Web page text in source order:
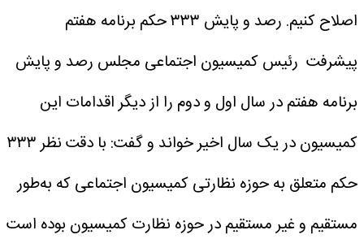
اصلاح کنیم.
رصد و پایش ۳۳۳ حکم برنامه هفتم
پیشرفت رئیس کمیسیون اجتماعی مجلس رصد و پایش
برنامه هفتم در سال اول و دوم را از دیگر اقدامات این
کمیسیون در یک سال اخیر خواند و گفت: با دقت نظر ۳۳۳
حکم متعلق به حوزه نظارتی کمیسیون اجتماعی که به‌طور
مستقیم و غیر مستقیم در حوزه نظارت کمیسیون بوده است